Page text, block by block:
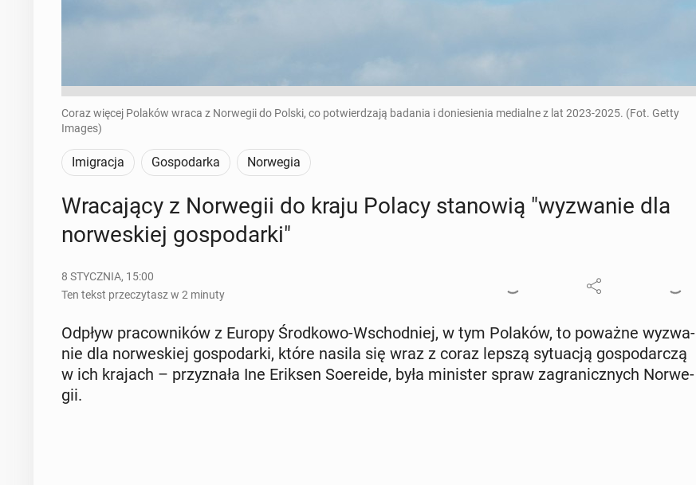
Coraz więcej Polaków wraca z Norwegii do Polski, co potwierdzają badania i doniesienia medialne z lat 2023-2025. (Fot. Getty
Images)
Imigracja Gospodarka Norwegia
Wra­ca­ją­cy z Nor­we­gii do kraju Polacy sta­no­wią "wy­zwa­nie dla
nor­we­skiej go­spo­dar­ki"
8 STYCZNIA, 15:00
Ten tekst przeczytasz w 2 minuty
Odpływ pra­cow­ni­ków z Europy Środ­ko­wo-Wschod­niej, w tym Polaków, to poważne wy­zwa­
nie dla nor­we­skiej go­spo­dar­ki, które nasila się wraz z coraz lepszą sy­tu­acją go­spo­dar­czą
w ich krajach – przy­zna­ła Ine Eriksen So­ere­ide, była mi­ni­ster spraw za­gra­nicz­nych Nor­we­
gii.